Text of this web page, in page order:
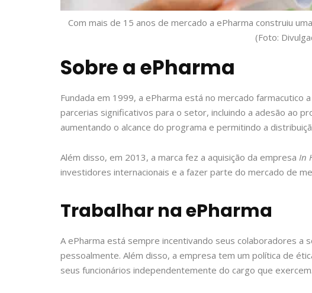
Com mais de 15 anos de mercado a ePharma construiu
(Foto:
Sobre a ePharma
Fundada em 1999, a ePharma está no mercado farmacutico
parcerias significativos para o setor, incluindo a adesão ao
aumentando o alcance do programa e permitindo a
Além disso, em 2013, a marca fez a aquisição da empresa In
investidores internacionais e a fazer parte do mercado de
Trabalhar na ePharma
A ePharma está sempre incentivando seus colaboradores a
pessoalmente. Além disso, a empresa tem um política de
seus funcionários independentemente do cargo que exercem.